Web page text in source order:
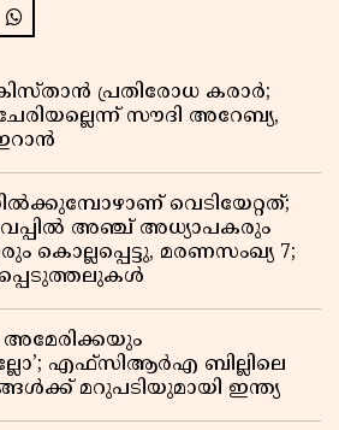
പ്രതിരോധ കരാർ;
സൗദി അറേബ്യ,
വെടിയേറ്റത്;
അഞ്ച് അധ്യാപകരും
കൊല്ലപ്പെട്ടു, മരണസംഖ്യ 7;
എഫ്സിആർഎ ബില്ലിലെ
മറുപടിയുമായി ഇന്ത്യ